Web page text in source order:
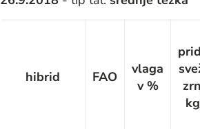
hibrid FAO
vlaga
v %